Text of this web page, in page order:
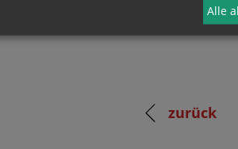
zurück
Alle